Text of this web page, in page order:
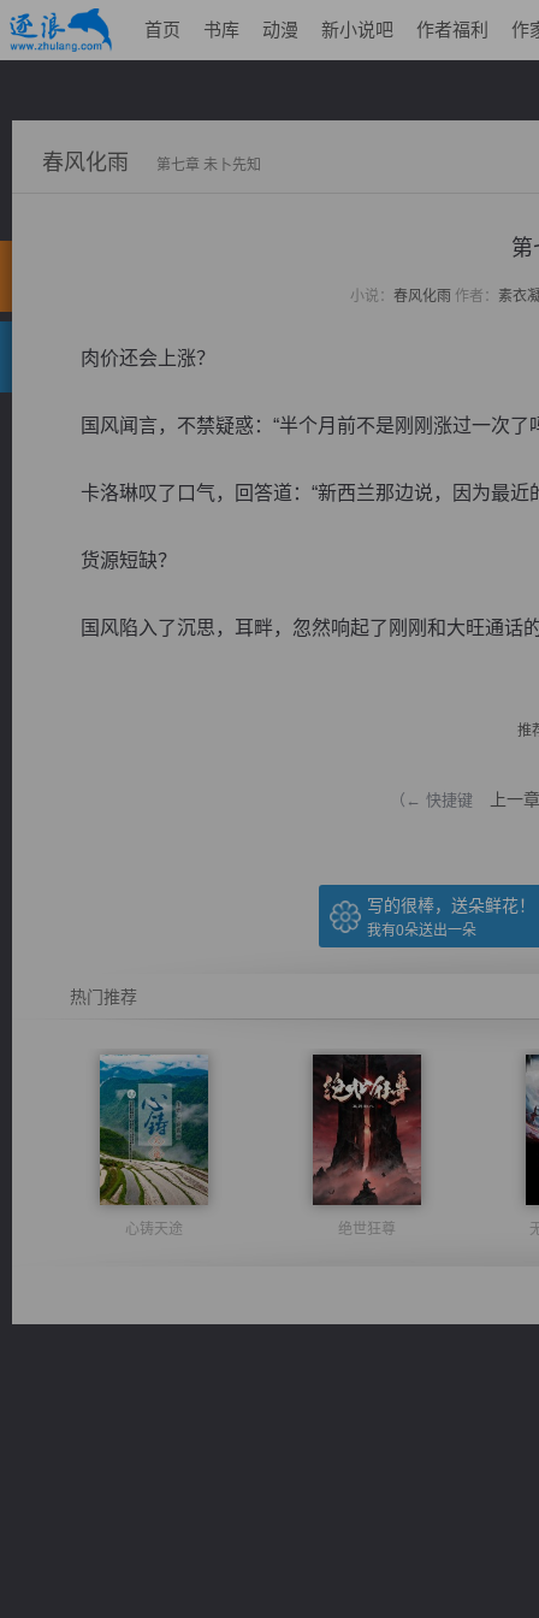
首页 书库 动漫 新小说吧 作者福利 作
春风化雨 第七章 未卜先知
第
小说： 春风化雨 作者： 素衣
肉价还会上涨？
国风闻言，不禁疑惑：“半个月前不是刚刚涨过一次了
卡洛琳叹了口气，回答道：“新西兰那边说，因为最近
货源短缺？
国风陷入了沉思，耳畔，忽然响起了刚刚和大旺通话
推
（← 快捷键 上一章
写的很棒，送朵鲜花！
我有0朵送出一朵
热门推荐
心铸天途 绝世狂尊